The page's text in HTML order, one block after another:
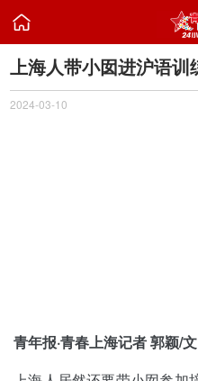

上海人带小囡进沪语训
2024-03-10
青年报·青春上海记者 郭颖/